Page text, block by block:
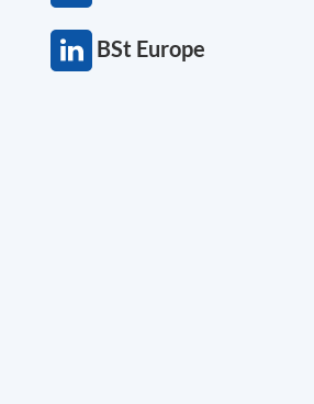
BSt Europe